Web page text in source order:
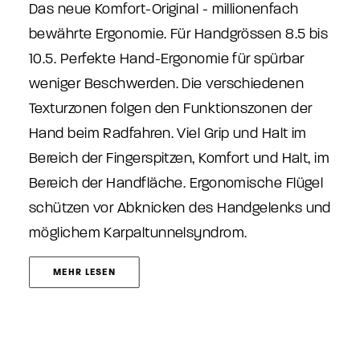
Das neue Komfort-Original - millionenfach
bewährte Ergonomie. Für Handgrössen 8.5 bis
10.5. Perfekte Hand-Ergonomie für spürbar
weniger Beschwerden. Die verschiedenen
Texturzonen folgen den Funktionszonen der
Hand beim Radfahren. Viel Grip und Halt im
Bereich der Fingerspitzen, Komfort und Halt, im
Bereich der Handfläche. Ergonomische Flügel
schützen vor Abknicken des Handgelenks und
möglichem Karpaltunnelsyndrom.
MEHR LESEN